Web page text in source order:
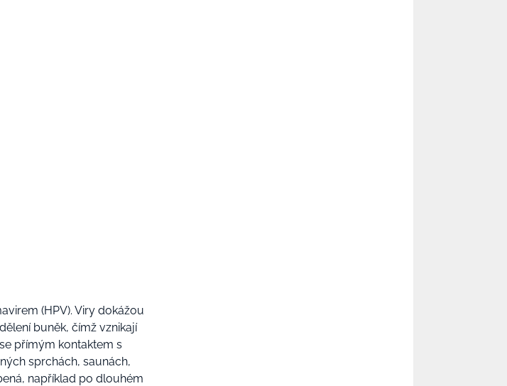
(HPV). Viry dokážou
buněk, čímž vznikají
přímým kontaktem s
sprchách, saunách,
například po dlouhém